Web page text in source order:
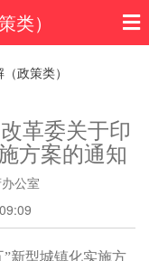
类）
政策类）
革委关于印
方案的通知
公室
新型城镇化实施方